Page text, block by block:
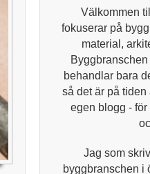
Välkommen
fokuserar på
material,
behandlar bara
så det är på tiden
egen blogg -
Jag som
byggbranschen i